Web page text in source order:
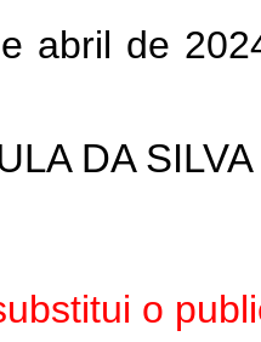
abril de
DA SILVA
o